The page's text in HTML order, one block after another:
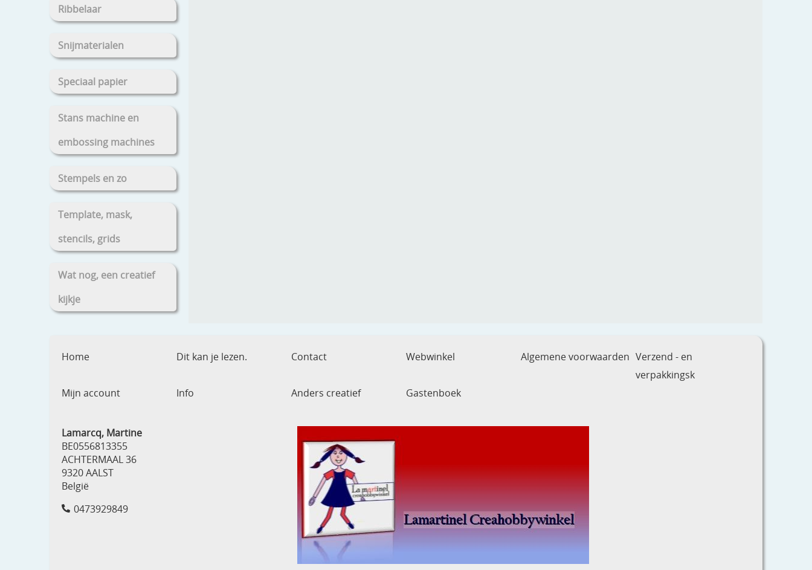
Ribbelaar
Snijmaterialen
Speciaal papier
Stans machine en
embossing machines
Stempels en zo
Template, mask,
stencils, grids
Wat nog, een creatief
kijkje
Home Dit kan je lezen. Contact Webwinkel Algemene voorwaarden Verzend - en
verpakkingsk
Mijn account
Info Anders creatief Gastenboek
Lamarcq, Martine
BE0556813355
ACHTERMAAL 36
9320 AALST
België
0473929849